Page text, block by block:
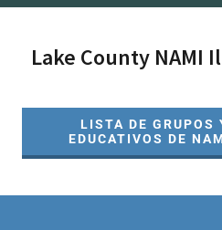
Lake County NAMI
LISTA DE GRUPOS
EDUCATIVOS DE